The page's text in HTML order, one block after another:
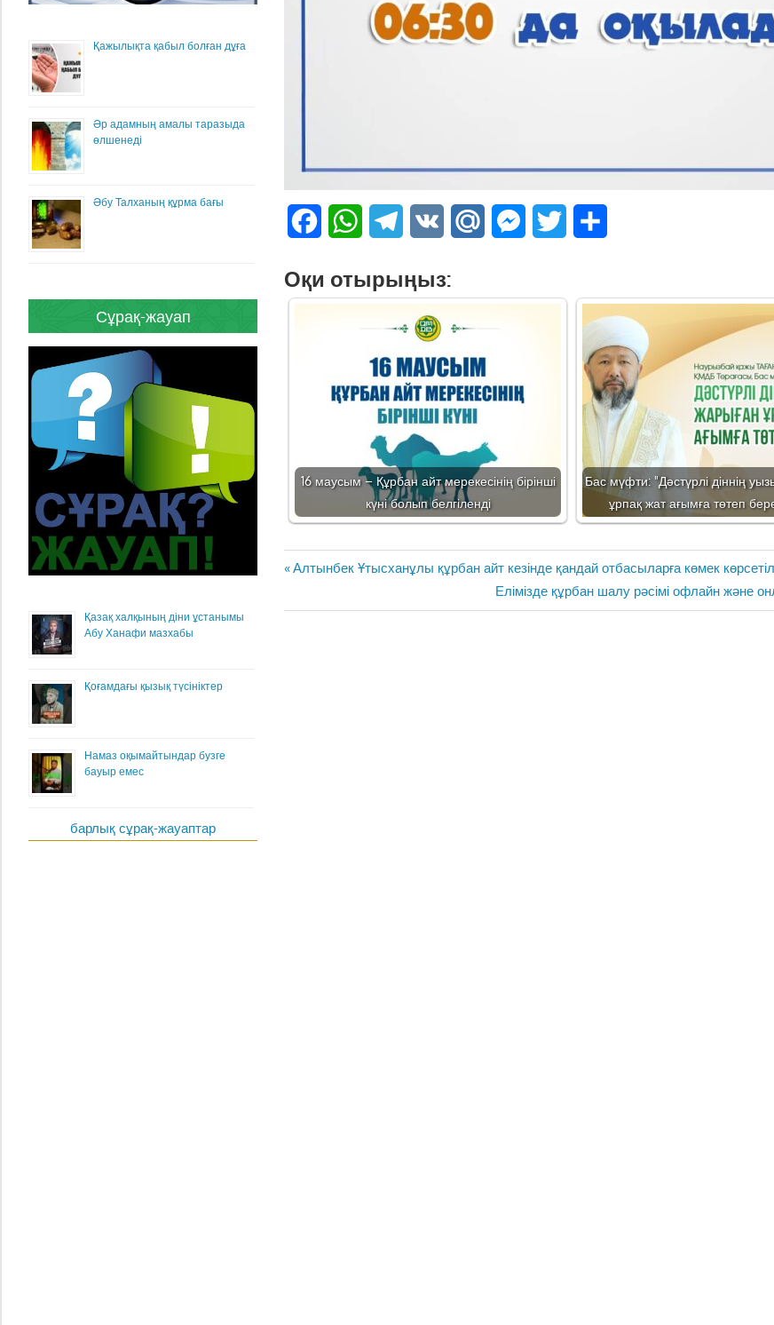
FacebookWhatsAppTelegram
VK Mail.Ru Messenger
Twitter
Оқи отырыңыз:
16 маусым – Құрбан айт мерекесінің бірінші
күні болып белгіленді
Бас мүфти: "Дәстүрлі діннің
ұрпақ жат ағымға төтеп
Жазба
Previous
Алтынбек Ұтысханұлы құрбан айт кезінде қандай отбасыларға көмек
Next
Post:
Елімізде құрбан шалу рәсімі офлайн және
Қажылықта қабыл болған дұға
Әр адамның амалы таразыда
өлшенеді
Әбу Талханың құрма бағы
Сұрақ-жауап
Қазақ халқының діни ұстанымы
Абу Ханафи мазхабы
Қоғамдағы қызық түсініктер
Намаз оқымайтындар бузге
бауыр емес
барлық сұрақ-жауаптар